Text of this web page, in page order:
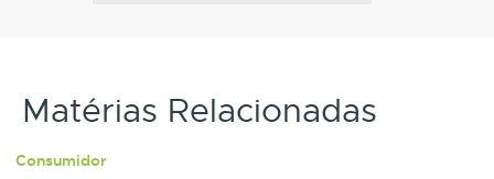
Matérias Relacionadas
Consumidor